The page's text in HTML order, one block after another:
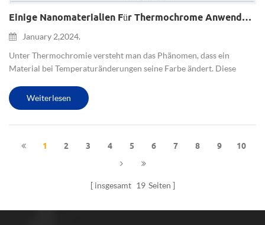
Einige Nanomaterialien Für Thermochrome Anwendungen
January 2,2024.
Unter Thermochromie versteht man das Phänomen, dass ein
Material bei Temperaturänderungen seine Farbe ändert. Diese
elektronischen oder molekularen Struktur des Materials
verursacht. Sein Anwe...
Weiterlesen
1 2 3 4 5 6 7 8 9 10
insgesamt 19 Seiten